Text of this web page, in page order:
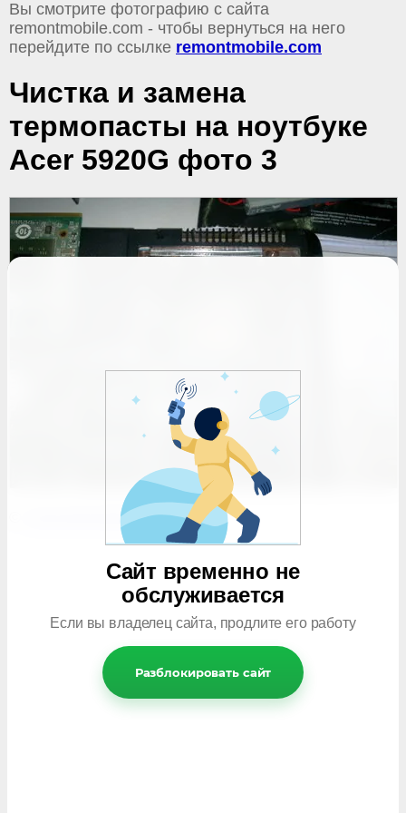
Вы смотрите фотографию с сайта
remontmobile.com - чтобы вернуться на него
перейдите по ссылке remontmobile.com
Чистка и замена
термопасты на ноутбуке
Acer 5920G фото 3
remontmobile.com
Сайт временно не
обслуживается
Если вы владелец сайта, продлите его работу
Разблокировать сайт